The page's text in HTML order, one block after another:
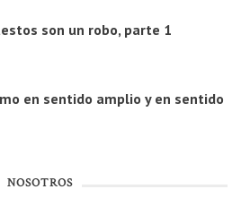
son un robo, parte 1
en sentido amplio y en sentido
NOSOTROS